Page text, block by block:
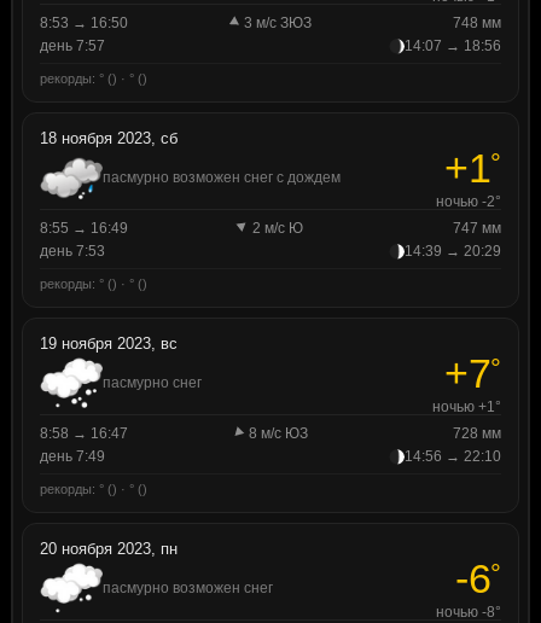
8:53 → 16:50
3 м/с ЗЮЗ
748 мм
день 7:57
14:07 → 18:56
рекорды: ° () · ° ()
18 ноября 2023, сб
пасмурно возможен снег с дождем +1°
ночью -2°
8:55 → 16:49
2 м/с Ю
747 мм
день 7:53
14:39 → 20:29
рекорды: ° () · ° ()
19 ноября 2023, вс
пасмурно снег +7°
ночью +1°
8:58 → 16:47
8 м/с ЮЗ
728 мм
день 7:49
14:56 → 22:10
рекорды: ° () · ° ()
20 ноября 2023, пн
пасмурно возможен снег -6°
ночью -8°